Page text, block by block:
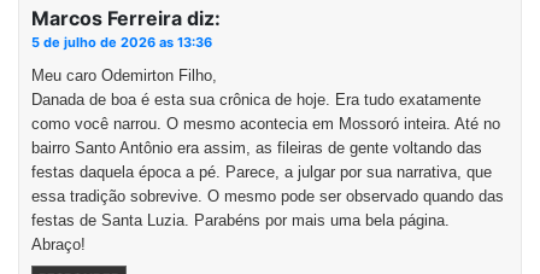
Marcos Ferreira diz:
5 de julho de 2026 as 13:36
Meu caro Odemirton Filho,
Danada de boa é esta sua crônica de hoje. Era tudo exatamente
como você narrou. O mesmo acontecia em Mossoró inteira. Até no
bairro Santo Antônio era assim, as fileiras de gente voltando das
festas daquela época a pé. Parece, a julgar por sua narrativa, que
essa tradição sobrevive. O mesmo pode ser observado quando das
festas de Santa Luzia. Parabéns por mais uma bela página.
Abraço!